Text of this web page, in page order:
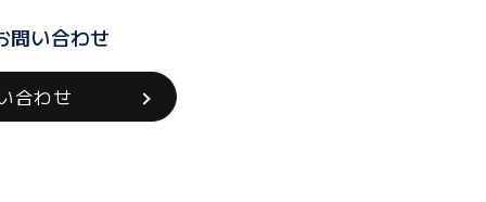
問い合わせ
合わせ